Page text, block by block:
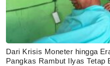
Dari Krisis Moneter hingga
Pangkas Rambut Ilyas Tetap